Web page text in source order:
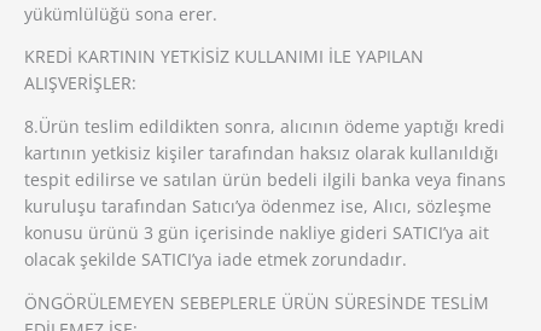
yükümlülüğü sona erer.
KREDİ KARTININ YETKİSİZ KULLANIMI İLE YAPILAN
ALIŞVERİŞLER:
8.Ürün teslim edildikten sonra, alıcının ödeme yaptığı kredi
kartının yetkisiz kişiler tarafından haksız olarak kullanıldığı
tespit edilirse ve satılan ürün bedeli ilgili banka veya finans
kuruluşu tarafından Satıcı’ya ödenmez ise, Alıcı, sözleşme
konusu ürünü 3 gün içerisinde nakliye gideri SATICI’ya ait
olacak şekilde SATICI’ya iade etmek zorundadır.
ÖNGÖRÜLEMEYEN SEBEPLERLE ÜRÜN SÜRESİNDE TESLİM